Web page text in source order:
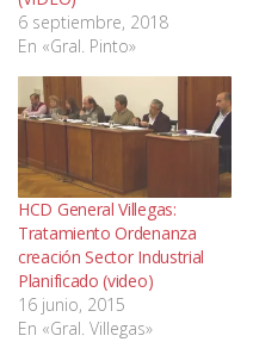
6 septiembre, 2018
En «Gral. Pinto»
HCD General Villegas:
Tratamiento Ordenanza
creación Sector Industrial
Planificado (video)
16 junio, 2015
En «Gral. Villegas»